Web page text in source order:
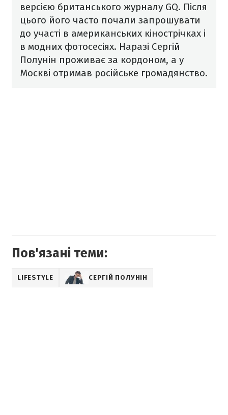
версією британського журналу GQ. Після
цього його часто почали запрошувати
до участі в американських кінострічках і
в модних фотосесіях. Наразі Сергій
Полунін проживає за кордоном, а у
Москві отримав російське громадянство.
Пов'язані теми:
LIFESTYLE СЕРГІЙ ПОЛУНІН